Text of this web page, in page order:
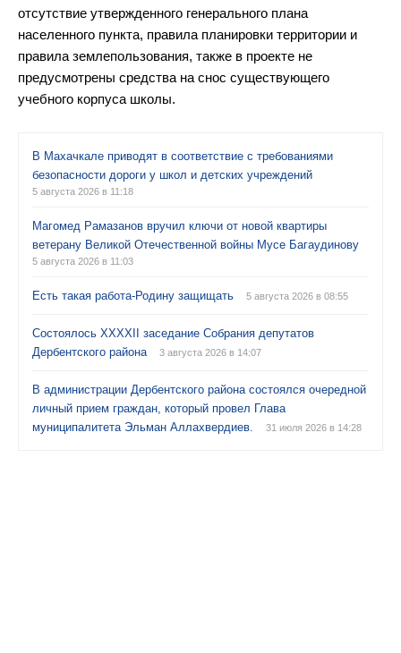
отсутствие утвержденного генерального плана
населенного пункта, правила планировки территории и
правила землепользования, также в проекте не
предусмотрены средства на снос существующего
учебного корпуса школы.
В Махачкале приводят в соответствие с требованиями
безопасности дороги у школ и детских учреждений
5 августа 2026 в 11:18
Магомед Рамазанов вручил ключи от новой квартиры
ветерану Великой Отечественной войны Мусе Багаудинову
5 августа 2026 в 11:03
Есть такая работа-Родину защищать 5 августа 2026 в 08:55
Состоялось XXXXII заседание Собрания депутатов
Дербентского района
3 августа 2026 в 14:07
В администрации Дербентского района состоялся очередной
личный прием граждан, который провел Глава
муниципалитета Эльман Аллахвердиев.
31 июля 2026 в 14:28